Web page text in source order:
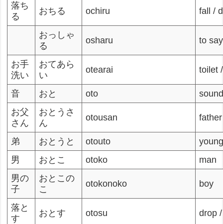
落ち
る
おちる ochiru fall /
おっしゃ
る
osharu to
お手
洗い
おてあら
い
otearai toilet
音 おと oto
お父
さん
おとうさ
ん
otousan father
弟 おとうと otouto
男
おとこ otoko
man
男の
子
おとこの
こ
otokonoko boy
落と
す
おとす otosu drop